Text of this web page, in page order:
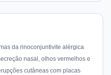
da rinoconjuntivite alérgica
nasal, olhos vermelhos e
cutâneas com placas